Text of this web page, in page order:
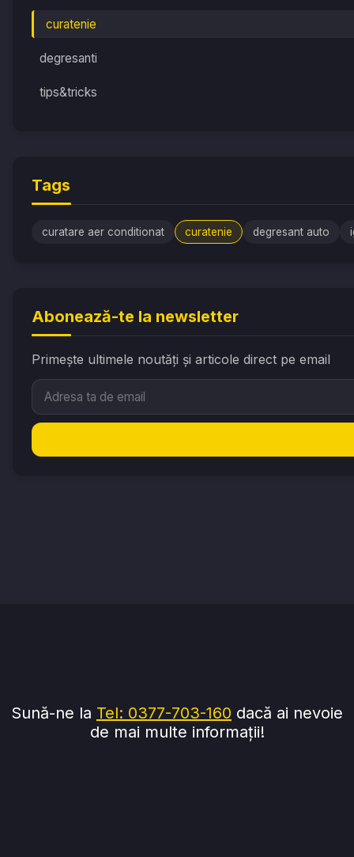
curatenie
degresanti
tips&tricks
Tags
curatare aer conditionat curatenie degresant auto
Abonează-te la newsletter
Primește ultimele noutăți și articole direct pe email
Sună-ne la Tel: 0377-703-160 dacă ai nevoie
de mai multe informații!